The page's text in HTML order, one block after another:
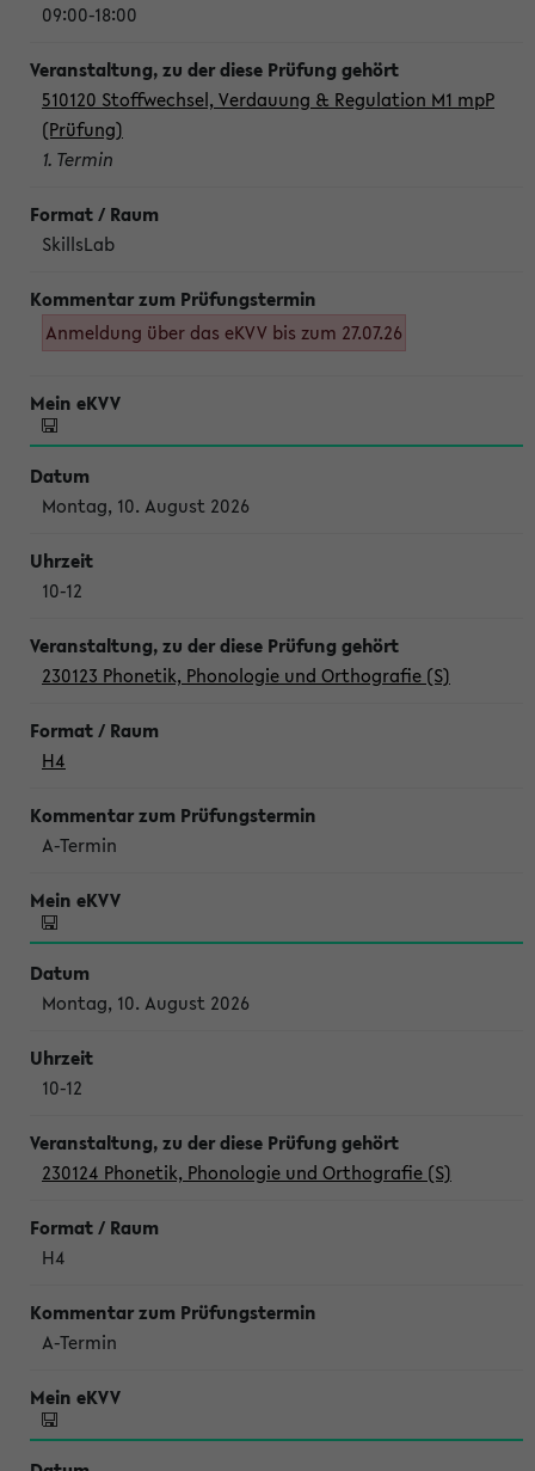
09:00-18:00
510120 Stoffwechsel, Verdauung & Regulation M1 mpP
(Prüfung)
1. Termin
SkillsLab
Anmeldung über das eKVV bis zum 27.07.26
Montag, 10. August 2026
10-12
230123 Phonetik, Phonologie und Orthografie (S)
H4
A-Termin
Montag, 10. August 2026
10-12
230124 Phonetik, Phonologie und Orthografie (S)
H4
A-Termin